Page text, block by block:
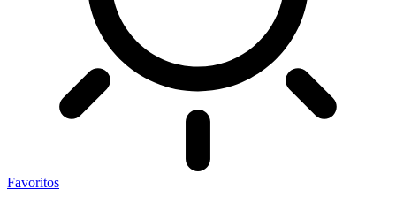
Favoritos